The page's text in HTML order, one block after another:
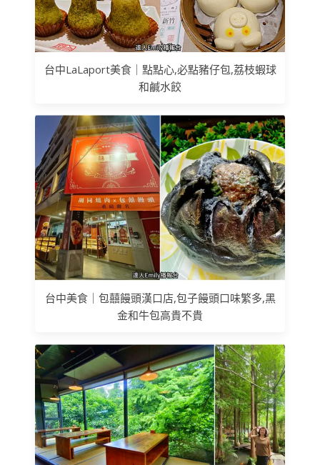
台中LaLaport美食｜點點心,必點豬仔包,荔枝蝦球
和鹹水餃
台中美食｜包囍饅頭漢口店,包子饅頭口味繁多,黑
金和牛包高貴不貴